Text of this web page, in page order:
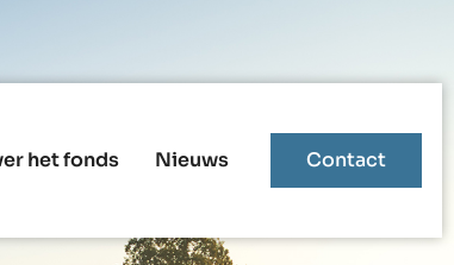
het fonds Nieuws Contact